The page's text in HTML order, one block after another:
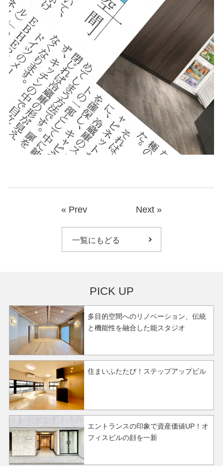
« Prev Next »
一覧にもどる
PICK UP
多目的空間へのリノベーション、伝統
と機能性を融合した能スタジオ
住まいふたたび！ステップアップビル
エントランスの印象で資産価値UP！オ
フィスビルの顔を一新